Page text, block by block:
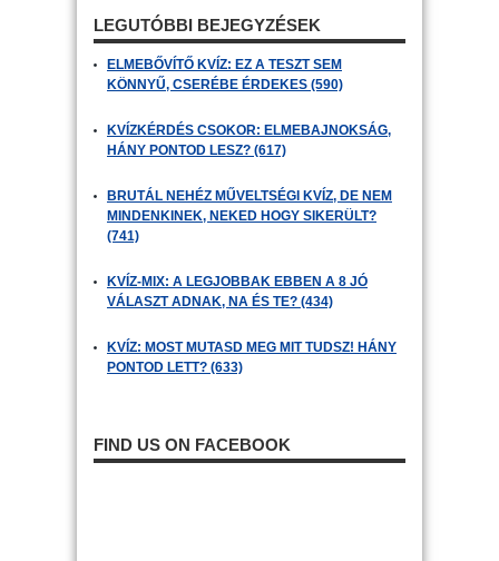
LEGUTÓBBI BEJEGYZÉSEK
ELMEBŐVÍTŐ KVÍZ: EZ A TESZT SEM
KÖNNYŰ, CSERÉBE ÉRDEKES (590)
KVÍZKÉRDÉS CSOKOR: ELMEBAJNOKSÁG,
HÁNY PONTOD LESZ? (617)
BRUTÁL NEHÉZ MŰVELTSÉGI KVÍZ, DE NEM
MINDENKINEK, NEKED HOGY SIKERÜLT?
(741)
KVÍZ-MIX: A LEGJOBBAK EBBEN A 8 JÓ
VÁLASZT ADNAK, NA ÉS TE? (434)
KVÍZ: MOST MUTASD MEG MIT TUDSZ! HÁNY
PONTOD LETT? (633)
FIND US ON FACEBOOK